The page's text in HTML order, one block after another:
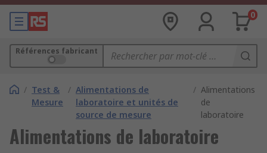
0
Références fabricant
/ Test &
Mesure
/ Alimentations de
laboratoire et unités de
source de mesure
/ Alimentations
de
laboratoire
Alimentations de laboratoire